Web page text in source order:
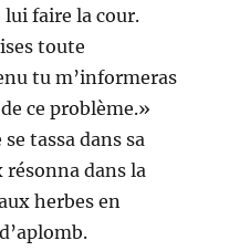
lui faire la cour.
toute
tu m’informeras
ce problème.»
tassa dans sa
résonna dans la
herbes en